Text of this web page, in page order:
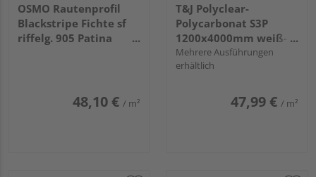
OSMO Rautenprofil
Blackstripe Fichte sf
riffelg. 905 Patina
48,10 € / m²
T&J Polyclear-
Polycarbonat S3P
1200x4000mm weiß-
OPAL 16mm
Mehrere Ausführungen
erhältlich
47,99 € / m²